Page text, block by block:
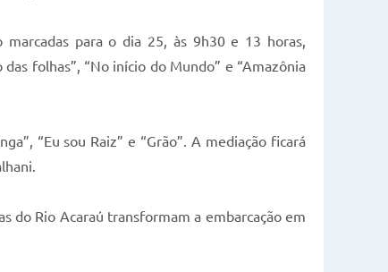
marcadas para o dia 25, às 9h30 e 13 horas,
folhas”, “No início do Mundo” e “Amazônia
“Eu sou Raiz” e “Grão”. A mediação ficará
do Rio Acaraú transformam a embarcação em